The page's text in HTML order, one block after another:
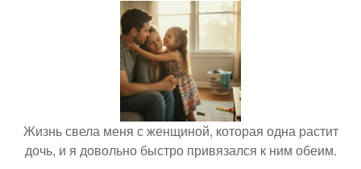
Жизнь свела меня с женщиной, которая одна растит
дочь, и я довольно быстро привязался к ним обеим.